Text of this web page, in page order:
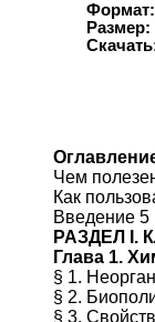
Формат:
Размер:
Чем
Как
Введение 5
РАЗДЕЛ I.
Глава 1.
§ 1.
§ 2.
§ 3.